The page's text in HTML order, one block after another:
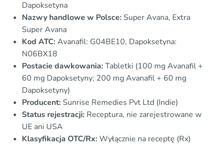
Dapoksetyna
Nazwy handlowe w Polsce: Super Avana, Extra
Super Avana
Kod ATC:Avanafil: G04BE10, Dapoksetyna:
N06BX18
Postacie dawkowania:Tabletki (100 mg Avanafil +
60 mg Dapoksetyny; 200 mg Avanafil + 60 mg
Dapoksetyny)
Producent: Sunrise Remedies Pvt Ltd (Indie)
Status rejestracji: Receptura, nie zarejestrowane w
UE ani USA
Klasyfikacja OTC/Rx:Wyłącznie na receptę (Rx)